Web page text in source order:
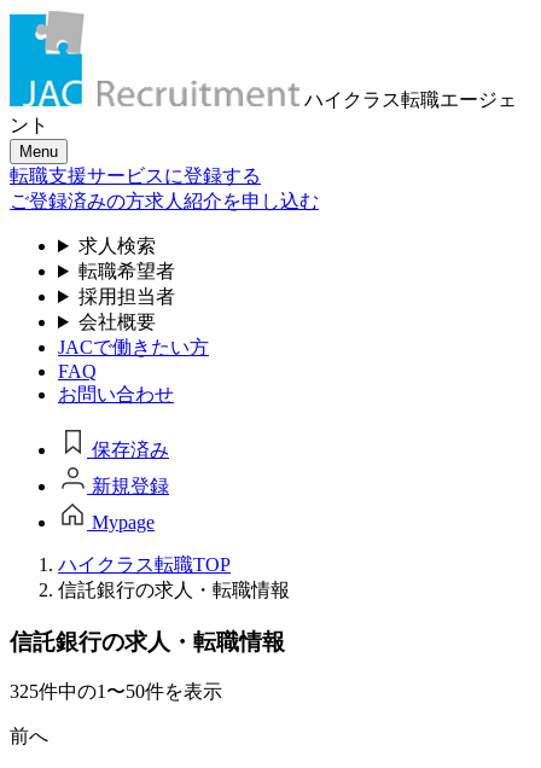
ハイクラス転職エージェ
ント
Menu
転職支援サービスに登録する
ご登録済みの方求人紹介を申し込む
求人検索
転職希望者
採用担当者
会社概要
JACで働きたい方
FAQ
お問い合わせ
保存済み
新規登録
Mypage
ハイクラス転職TOP
信託銀行の求人・転職情報
信託銀行の求人・転職情報
325件中の1〜50件を表示
前へ